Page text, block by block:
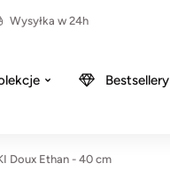
Wysyłka w 24h
Bestsellery
Doux Ethan - 40 cm